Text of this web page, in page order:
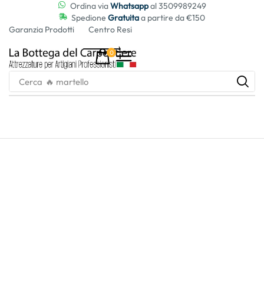
Ordina viaWhatsappal 3509989249
Spedione Gratuitaa partire da €150
Garanzia Prodotti
Centro Resi
0
Cerca 🔥 martello